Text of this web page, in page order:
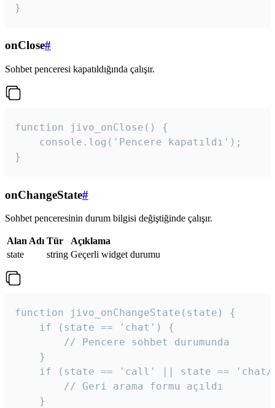
}
onClose#
Sohbet penceresi kapatıldığında çalışır.
function jivo_onClose() {
    console.log('Pencere kapatıldı');
}
onChangeState#
Sohbet penceresinin durum bilgisi değiştiğinde çalışır.
Alan Adı Tür
Açıklama
state
string Geçerli widget durumu
function jivo_onChangeState(state) {
    if (state == 'chat') {
        // Pencere sohbet durumunda
    }
if (state == 'call' || state ==
        // Geri arama formu açıldı
    }